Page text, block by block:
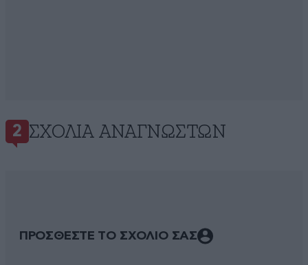
2 ΣΧΌΛΙΑ ΑΝΑΓΝΩΣΤΏΝ
ΠΡΟΣΘΕΣΤΕ ΤΟ ΣΧΟΛΙΟ ΣΑΣ